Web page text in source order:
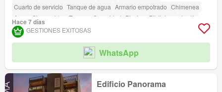
Cuarto de servicio Tanque de agua Armario empotrado Chimenea
Agua
Sin amoblar Terraza Seguridad Piscina Biblioteca
Jardín
Vigilante Barbacoa
Hace 7 días
GESTIONES EXITOSAS
WhatsApp
Edificio Panorama